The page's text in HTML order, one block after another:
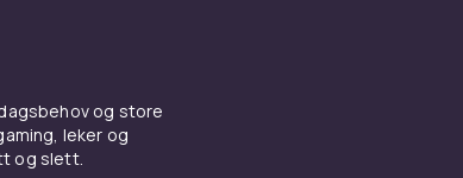
og store
leker og
og slett.